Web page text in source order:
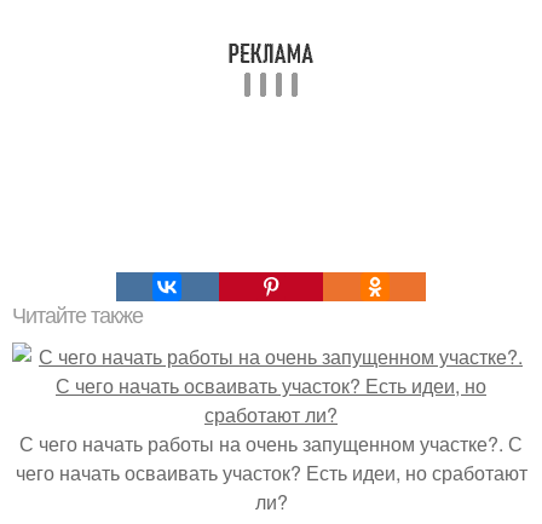
Читайте также
С чего начать работы на очень запущенном участке?. С
чего начать осваивать участок? Есть идеи, но сработают
ли?